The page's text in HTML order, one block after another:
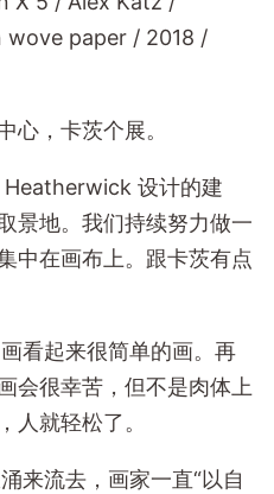
paper / 2018 /
心，卡茨个展。
设计的建
景地。我们持续努力做一
中在画布上。跟卡茨有点
看起来很简单的画。再
会很幸苦，但不是肉体上
人就轻松了。
来流去，画家一直“以自